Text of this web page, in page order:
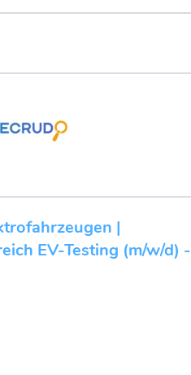
|
EV-Testing (m/w/d) -